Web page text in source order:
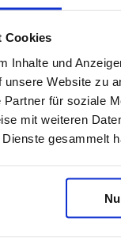
Cookies
Inhalte und
unsere Website zu
für soziale
mit weiteren
gesammelt
zum
wie Kronen,
immer von der
hilfreich.
Kontrolltermine,
behandelt